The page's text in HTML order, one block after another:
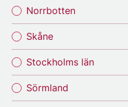
Norrbotten
Skåne
Stockholms län
Sörmland